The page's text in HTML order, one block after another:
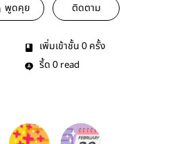
พูดคุย ติดตาม
เพิ่มเข้าชั้น 0 ครั้ง
รี้ด 0 read